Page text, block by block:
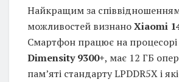
Найкращим за
можливостей визнаноXiaomi
Смартфон працює на процесорі
Dimensity 9300+, має 12 ГБ
пам’яті стандарту LPDDR5X і